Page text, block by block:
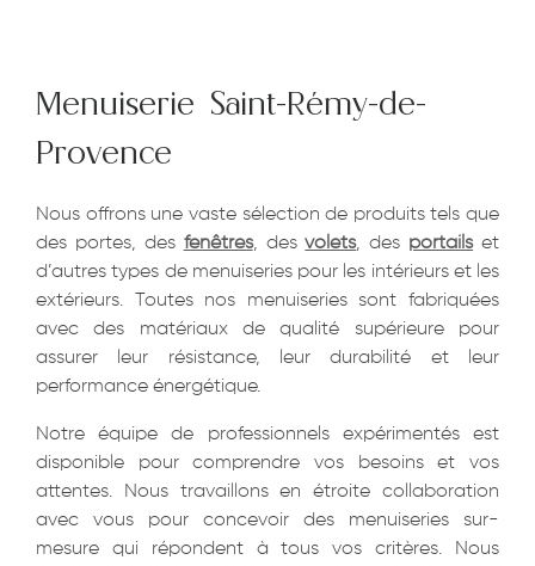
Menuiserie Saint-Rémy-de-
Provence
Nous offrons une vaste sélection de produits tels que
des portes, des fenêtres, desvolets, des portailset
d’autres types de menuiseries pour les intérieurs et les
extérieurs. Toutes nos menuiseries sont fabriquées
avec des matériaux de qualité supérieure pour
assurer leur résistance, leur durabilité et leur
performance énergétique.
Notre équipe de professionnels expérimentés est
disponible pour comprendre vos besoins et vos
attentes. Nous travaillons en étroite collaboration
avec vous pour concevoir des menuiseries sur-
mesure qui répondent à tous vos critères. Nous